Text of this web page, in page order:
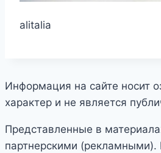
alitalia
Информация на сайте носит
характер и не является
Представленные в
партнерскими